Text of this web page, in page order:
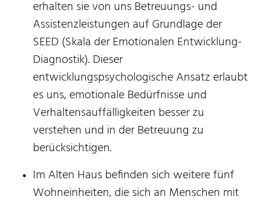
erhalten sie von uns Betreuungs- und
Assistenzleistungen auf Grundlage der
SEED (Skala der Emotionalen Entwicklung-
Diagnostik). Dieser
entwicklungspsychologische Ansatz erlaubt
es uns, emotionale Bedürfnisse und
Verhaltensauffälligkeiten besser zu
verstehen und in der Betreuung zu
berücksichtigen.
Im Alten Haus befinden sich weitere fünf
Wohneinheiten, die sich an Menschen mit
Zweck:
Dieser Cookie speichert die ausgewählten
Einverständnis-Optionen des Benutzers
Cookie Laufzeit:
1 Jahr
mtm_consent oder
mtm_consent_removed
mtm_consent oder mtm_consent_removed
Anbieter:
Stiftung Scheuern